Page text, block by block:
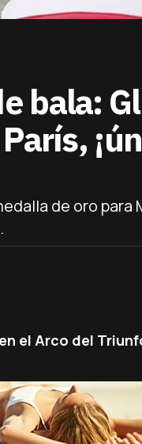
bala:
de oro para
el Arco del